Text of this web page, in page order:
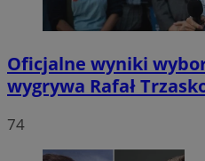
Oficjalne wyniki
wygrywa Rafał
74